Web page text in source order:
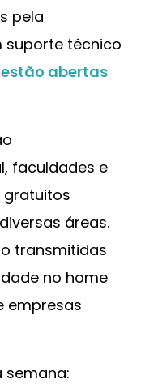
pela
suporte técnico
abertas
faculdades e
gratuitos
áreas.
transmitidas
no home
empresas
semana: